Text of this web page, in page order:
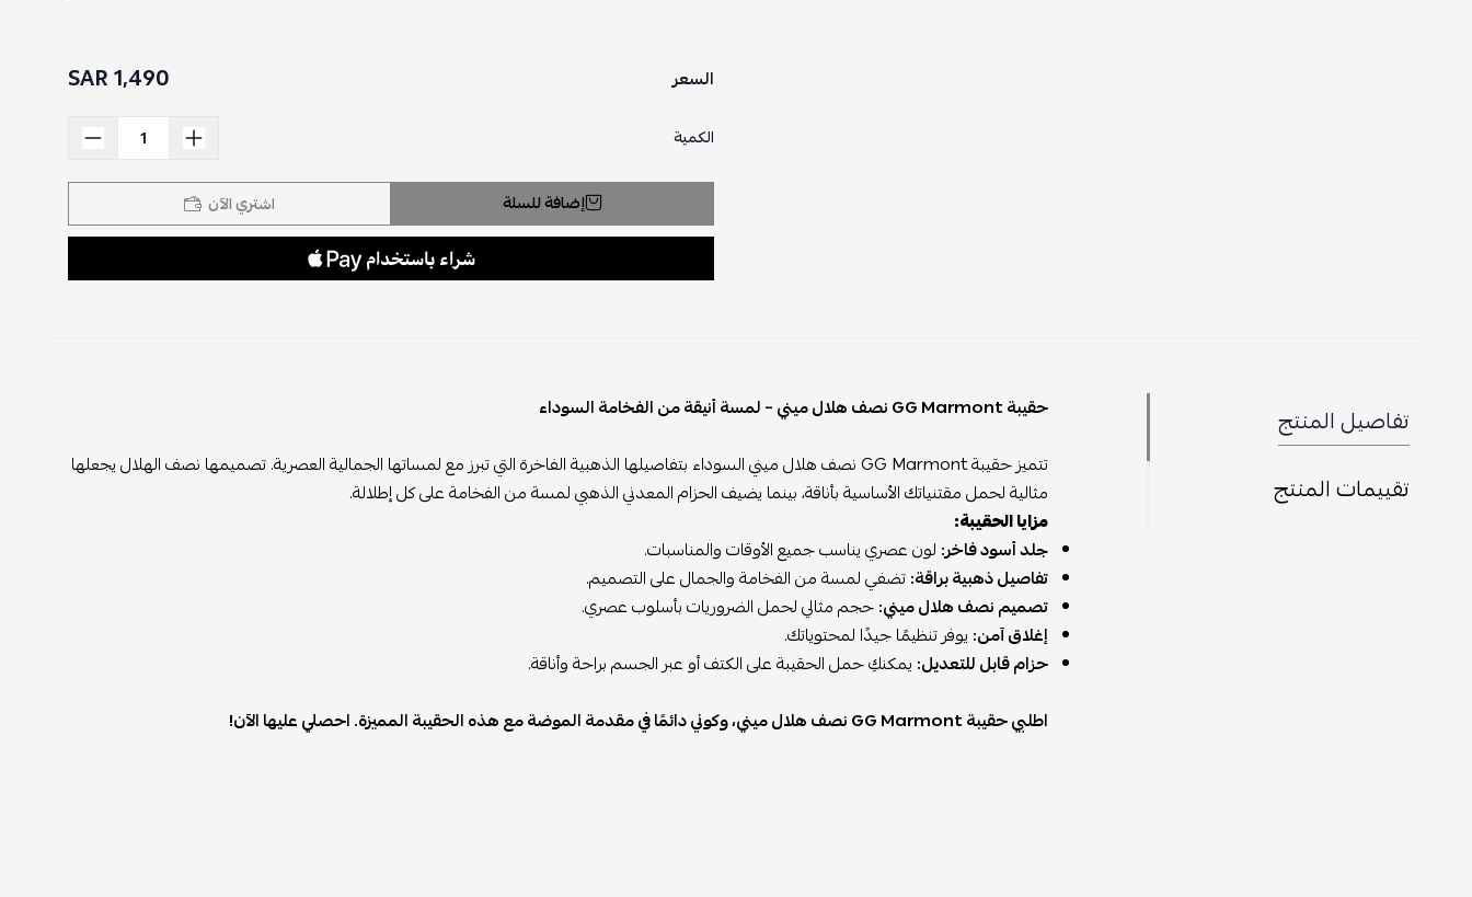
السعر 1,490 SAR
الكمية
إضافة للسلة اشتري الآن
تفاصيل المنتج
تقييمات المنتج
حقيبة GG Marmont نصف هلال ميني – لمسة أنيقة من الفخامة السوداء
تتميز حقيبة GG Marmont نصف هلال ميني السوداء بتفاصيلها الذهبية الفاخرة التي تبرز مع لمساتها الجمالية العصرية. تصميمها نصف الهلال يجعلها
مثالية لحمل مقتنياتك الأساسية بأناقة، بينما يضيف الحزام المعدني الذهبي لمسة من الفخامة على كل إطلالة.
مزايا الحقيبة:
جلد أسود فاخر: لون عصري يناسب جميع الأوقات والمناسبات.
تفاصيل ذهبية براقة:تضفي لمسة من الفخامة والجمال على التصميم.
تصميم نصف هلال ميني:حجم مثالي لحمل الضروريات بأسلوب عصري.
إغلاق آمن: يوفر تنظيمًا جيدًا لمحتوياتك.
حزام قابل للتعديل: يمكنكِ حمل الحقيبة على الكتف أو عبر الجسم براحة وأناقة.
اطلبي حقيبة GG Marmont نصف هلال ميني، وكوني دائمًا في مقدمة الموضة مع هذه الحقيبة المميزة. احصلي عليها الآن!